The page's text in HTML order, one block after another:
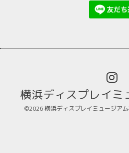
横浜ディスプレイミ
©2026横浜ディスプレイミュージア